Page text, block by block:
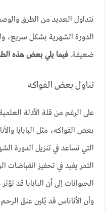
تتداول العديد من الطرق
الدورة الشهرية بشكل سريع،
ضعيفة.فيما يلي بعض هذه
تناول بعض الفواكه
على الرغم من قلة الأدلة
بعض الفواكه، مثل البابايا
التي تساعد في تنزيل الدورة
التمر يفيد في تحفيز انقباضات
الحيوانات إلى أن البابايا قد
وأن الأناناس قد يُلين عنق